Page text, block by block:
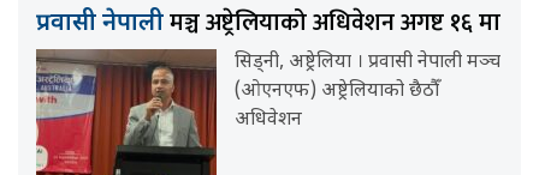
प्रवासी नेपालीमञ्च अष्ट्रेलियाको अधिवेशन अगष्ट १६ मा
सिड्नी, अष्ट्रेलिया । प्रवासी नेपाली मञ्च
(ओएनएफ) अष्ट्रेलियाको छैठौँ
अधिवेशन